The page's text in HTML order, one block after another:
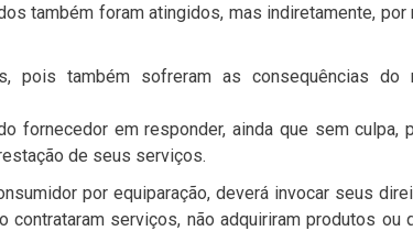
também foram atingidos, mas indiretamente, por
pois também sofreram as consequências do
fornecedor em responder, ainda que sem culpa,
de seus serviços.
por equiparação, deverá invocar seus
serviços, não adquiriram produtos ou